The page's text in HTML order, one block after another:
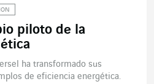
piloto de la
ha transformado sus
de eficiencia energética.